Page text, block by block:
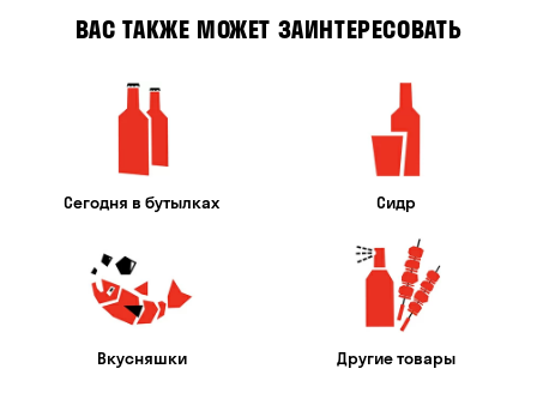
ВАС ТАКЖЕ МОЖЕТ ЗАИНТЕРЕСОВАТЬ
Сегодня в бутылках Сидр
Вкусняшки Другие товары